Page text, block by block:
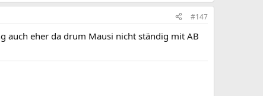
#147
auch eher da drum Mausi nicht ständig mit AB